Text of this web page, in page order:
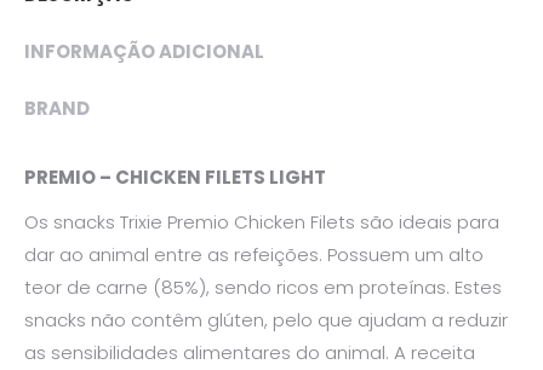
INFORMAÇÃO ADICIONAL
BRAND
PREMIO – CHICKEN FILETS LIGHT
Os snacks Trixie Premio Chicken Filets são ideais para
dar ao animal entre as refeições. Possuem um alto
teor de carne (85%), sendo ricos em proteínas. Estes
snacks não contêm glúten, pelo que ajudam a reduzir
as sensibilidades alimentares do animal. A receita